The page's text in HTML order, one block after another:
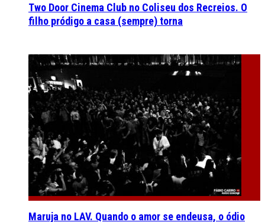
Two Door Cinema Club no Coliseu dos Recreios. O
filho pródigo a casa (sempre) torna
Maruja no LAV. Quando o amor se endeusa, o ódio